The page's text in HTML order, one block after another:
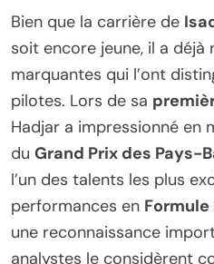
Bien que la carrière de
soit encore jeune, il a déjà
marquantes qui l’ont
pilotes. Lors de sa
Hadjar a impressionné en
du Grand Prix des Pays-
l’un des talents les plus
performances en Formule
une reconnaissance
analystes le considèrent